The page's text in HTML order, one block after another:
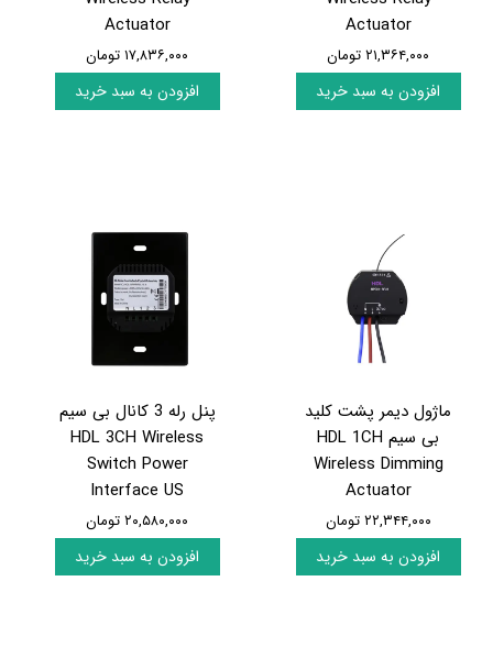
Actuator
۲۱,۳۶۴,۰۰۰ تومان
افزودن به سبد خرید
Actuator
۱۷,۸۳۶,۰۰۰ تومان
افزودن به سبد خرید
ماژول دیمر پشت کلید
بی سیم HDL 1CH
Wireless Dimming
Actuator
۲۲,۳۴۴,۰۰۰ تومان
افزودن به سبد خرید
پنل رله 3 کانال بی سیم
HDL 3CH Wireless
Switch Power
Interface US
۲۰,۵۸۰,۰۰۰ تومان
افزودن به سبد خرید